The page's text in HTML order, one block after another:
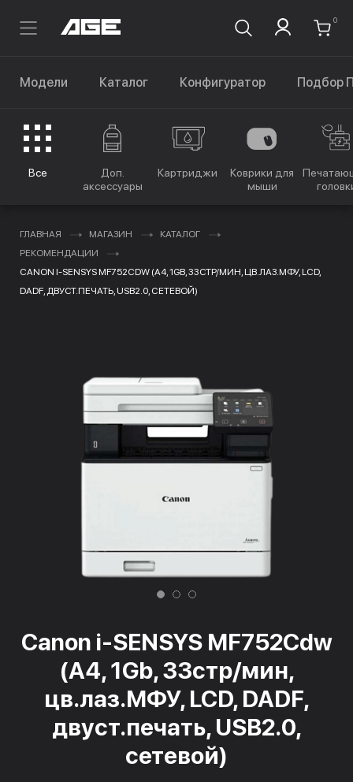
0
Модели Каталог Конфигуратор Подбор
Все
Доп.
аксессуары
Картриджи
Коврики для
мыши
ГЛАВНАЯ МАГАЗИН
КАТАЛОГ
РЕКОМЕНДАЦИИ
CANON I-SENSYS MF752CDW (A4, 1GB, 33СТР/МИН, ЦВ.ЛАЗ.МФУ, LCD,
DADF, ДВУСТ.ПЕЧАТЬ, USB2.0, СЕТЕВОЙ)
Canon i-SENSYS MF752Cdw
(A4, 1Gb, 33стр/мин,
цв.лаз.МФУ, LCD, DADF,
двуст.печать, USB2.0,
сетевой)